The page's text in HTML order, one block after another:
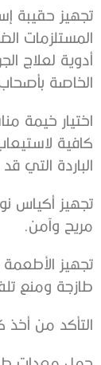
تجهيز حقيبة
المستلزمات
أدوية لعلاج
الخاصة
اختيار خيمة
كافية
الباردة التي
تجهيز أكياس
مريح وآمن.
تجهيز
طازجة ومنع
التأكد من أخذ